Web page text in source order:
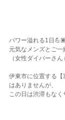
パワー溢れる1日
元気なメンズとご
（女性ダイバーさん
伊東市に位置する
はありませんが、
この日は渋滞もな